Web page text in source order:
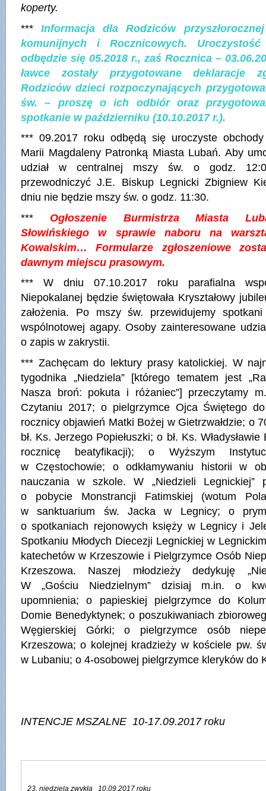
koperty.
***Informacja dla Rodziców
komunijnych i Rocznicowych.
odbędzie się 05.2018 r., zaś Rocznica –
ławce zostały przygotowane deklaracje
Rodziców dzieci rozpoczynających
św. – proszę o ich odbiór oraz
spotkanie w październiku (10.10.2017 r.).
*** 09.2017 roku odbędą się uroczyste
Marii Magdaleny Patronką Miasta Lubań. Aby
udział w centralnej mszy św. o godz.
przewodniczyć J.E. Biskup Legnicki Zbigniew
dniu nie będzie mszy św. o godz. 11:30.
*** Ogłoszenie Burmistrza Miasta
Słowińskiego w sprawie naboru na
Kowalskim… Formularze zgłoszeniowe
dawnym miejscu prasowym.
*** W dniu 07.10.2017 roku parafialna
Niepokalanej będzie świętowała Kryształowy
założenia. Po mszy św. przewidujemy
wspólnotowej agapy. Osoby zainteresowane
o zapis w zakrystii.
*** Zachęcam do lektury prasy katolickiej. W
tygodnika „Niedziela” [którego tematem jest
Nasza broń: pokuta i różaniec”] przeczytamy
Czytaniu 2017; o pielgrzymce Ojca Świętego
rocznicy objawień Matki Bożej w Gietrzwałdzie; o
bł. Ks. Jerzego Popiełuszki; o bł. Ks.
rocznicę beatyfikacji); o Wyższym
w Częstochowie; o odkłamywaniu historii w
nauczania w szkole. W „Niedzieli Legnickiej”
o pobycie Monstrancji Fatimskiej (wotum
w sanktuarium św. Jacka w Legnicy; o
o spotkaniach rejonowych księży w Legnicy i
Spotkaniu Młodych Diecezji Legnickiej w
katechetów w Krzeszowie i Pielgrzymce Osób
Krzeszowa. Naszej młodzieży dedykuję
W „Gościu Niedzielnym” dzisiaj m.in. o
upomnienia; o papieskiej pielgrzymce do
Domie Benedyktynek; o poszukiwaniach
Węgierskiej Górki; o pielgrzymce osób
Krzeszowa; o kolejnej kradzieży w kościele pw.
w Lubaniu; o 4-osobowej pielgrzymce kleryków do
INTENCJE MSZALNE 10-17.09.2017 roku
23. niedziela zwykła 10.09.2017 roku